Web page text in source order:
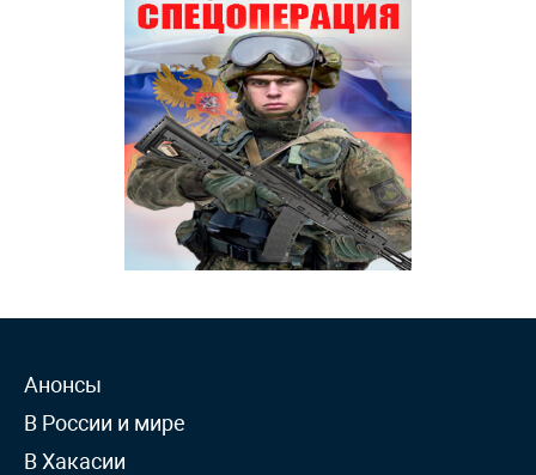
Анонсы
В России и мире
В Хакасии